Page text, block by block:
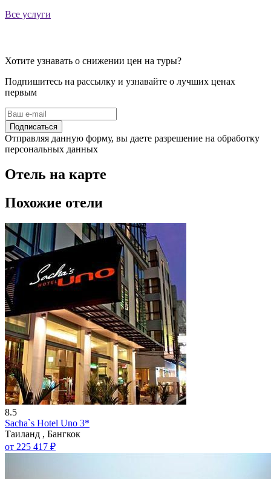
Все услуги
Хотите узнавать о снижении цен на туры?
Подпишитесь на рассылку и узнавайте о лучших ценах
первым
Подписаться
Отправляя данную форму, вы даете разрешение на обработку
персональных данных
Отель на карте
Похожие отели
8.5
Sacha`s Hotel Uno 3*
Таиланд , Бангкок
от 225 417 ₽